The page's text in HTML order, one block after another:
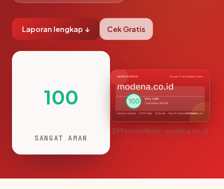
Laporan lengkap ↓ Cek Gratis
100
SANGAT AMAN
S991mostWhois · modena.co.id